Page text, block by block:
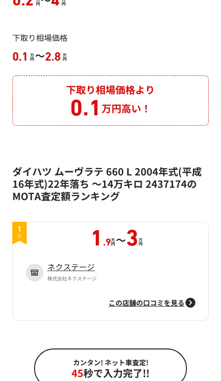
円 円
下取り相場価格
0.1 万
円 ～2.8 万
円
下取り相場価格より
0.1 万円高い！
ダイハツ ムーヴラテ 660 L 2004年式(平成
16年式)22年落ち ～14万キロ 2437174の
MOTA査定額ランキング
1
位 1 .9万
円 ～3 万
円
ネクステージ
株式会社ネクステージ
この店舗の口コミを見る
カンタン! ネット車査定!
45秒で入力完了!!